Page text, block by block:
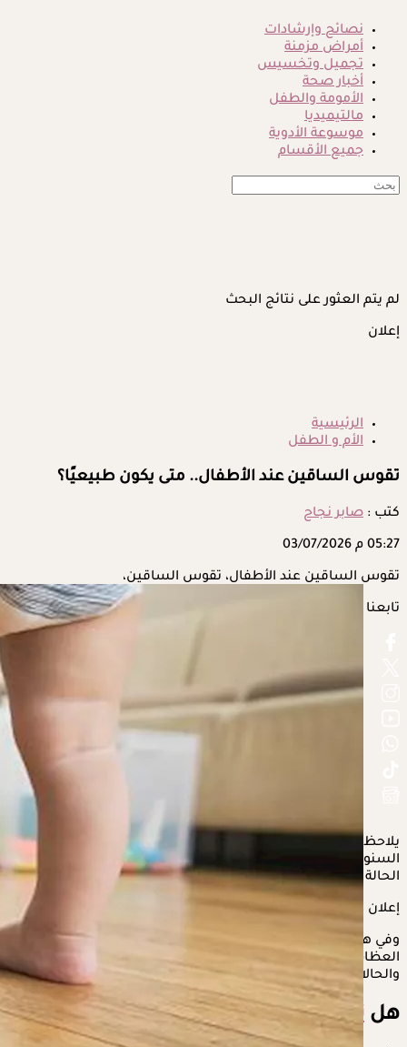
نصائح وإرشادات
أمراض مزمنة
تجميل وتخسيس
أخبار صحة
الأمومة والطفل
مالتيميديا
موسوعة الأدوية
جميع الأقسام
لم يتم العثور على نتائج البحث
إعلان
الرئيسية
الأم و الطفل
تقوس الساقين عند الأطفال.. متى يكون طبيعيًا؟
كتب : صابر نجاح
05:27 م 03/07/2026
تقوس الساقين عند الأطفال، تقوس الساقين،
تابعنا على
يلاحظ كثير من الآباء والأمهات وجود تقوس في ساقي الطفل خلال
السنوات الأولى من عمره، ما يثير القلق بشأن ما إذا كانت هذه
الحالة طبيعية أم تستدعي العلاج.
إعلان
وفي هذا السياق، يوضح الدكتور شريف البيسي، أخصائي جراحة
العظام والعمود الفقري، متى يكون
تقوس الساقين
طبيعيًا،
والحالات التي تستوجب التقييم الطبي.
هل تقوس الساقين عند الأطفال طبيعي؟